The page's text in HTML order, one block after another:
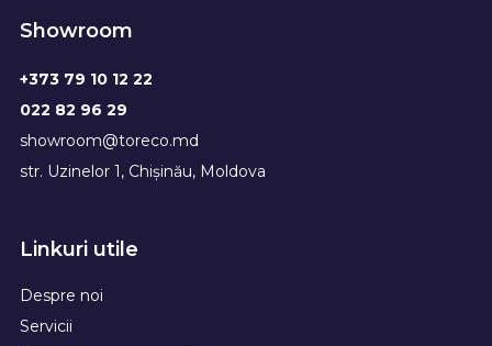
Showroom
+373 79 10 12 22
022 82 96 29
showroom@toreco.md
str. Uzinelor 1, Chișinău, Moldova
Linkuri utile
Despre noi
Servicii